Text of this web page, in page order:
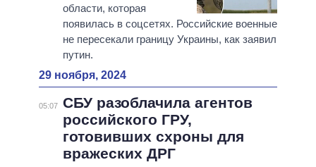
области, которая
появилась в соцсетях. Российские военные
не пересекали границу Украины, как заявил
путин.
29 ноября, 2024
05:07 СБУ разоблачила агентов
российского ГРУ,
готовивших схроны для
вражеских ДРГ